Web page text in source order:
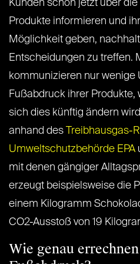
Kunden schon jetzt über
Produkte informieren und
Möglichkeit geben,
Entscheidungen zu treffen.
kommunizieren nur wenige
Fußabdruck ihrer Produkte,
sich dies künftig ändern
anhand des
Treibhausgas-
Umweltschutzbehörde EPA
mit denen gängiger
erzeugt beispielsweise die
einem Kilogramm
CO2-Ausstoß von 19
Wie genau